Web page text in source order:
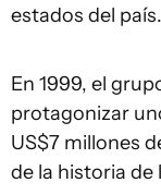
estados del país.
En 1999, el
protagonizar
US$7 millones
de la historia